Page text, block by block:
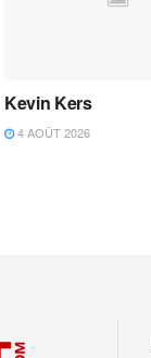
Kevin Kers
4 AOÛT 2026